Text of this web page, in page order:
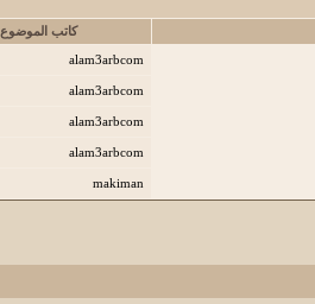
كاتب الموضوع
alam3arbcom
alam3arbcom
alam3arbcom
alam3arbcom
makiman